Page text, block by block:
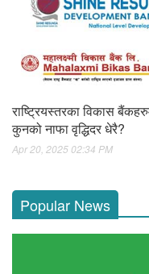
राष्ट्रियस्तरका विकास
कुनको नाफा वृद्धिदर धेरै?
Apr 20, 2025 02:34 PM
Popular News